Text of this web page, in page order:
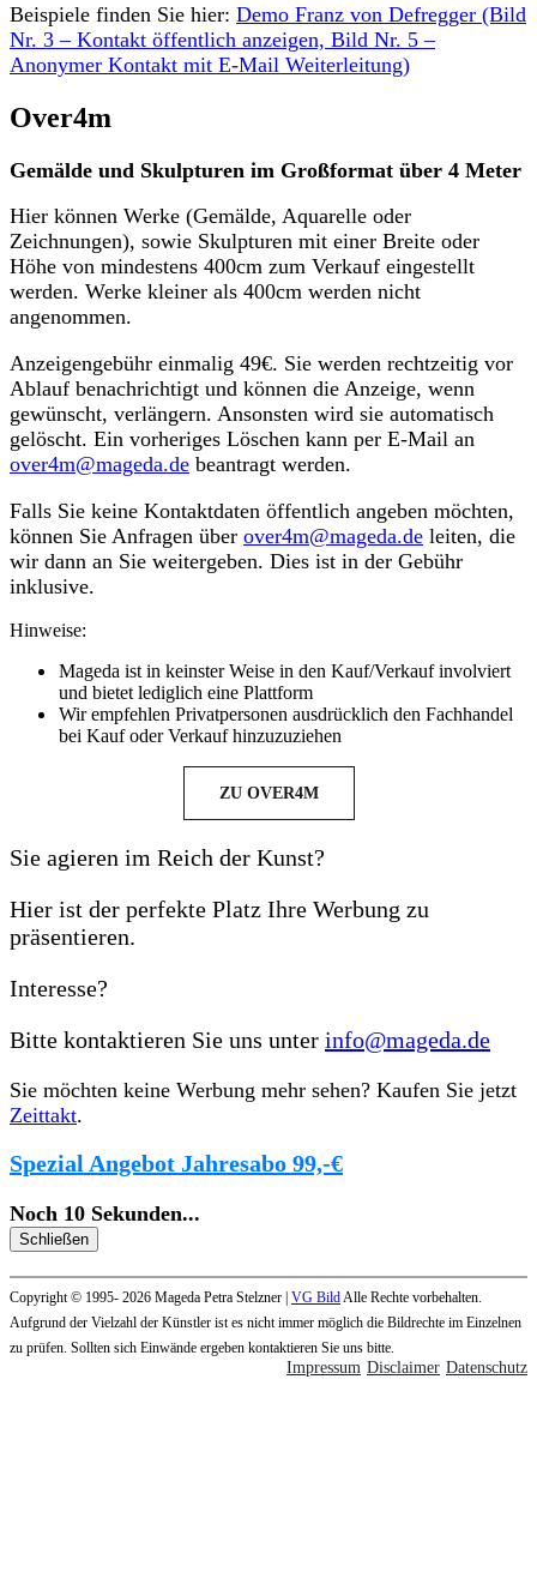
Beispiele finden Sie hier: Demo Franz von Defregger (Bild
Nr. 3 – Kontakt öffentlich anzeigen, Bild Nr. 5 –
Anonymer Kontakt mit E-Mail Weiterleitung)
Over4m
Gemälde und Skulpturen im Großformat über 4 Meter
Hier können Werke (Gemälde, Aquarelle oder
Zeichnungen), sowie Skulpturen mit einer Breite oder
Höhe von mindestens 400cm zum Verkauf eingestellt
werden. Werke kleiner als 400cm werden nicht
angenommen.
Anzeigengebühr einmalig 49€. Sie werden rechtzeitig vor
Ablauf benachrichtigt und können die Anzeige, wenn
gewünscht, verlängern. Ansonsten wird sie automatisch
gelöscht. Ein vorheriges Löschen kann per E-Mail an
over4m@mageda.de beantragt werden.
Falls Sie keine Kontaktdaten öffentlich angeben möchten,
können Sie Anfragen über over4m@mageda.de leiten, die
wir dann an Sie weitergeben. Dies ist in der Gebühr
inklusive.
Hinweise:
Mageda ist in keinster Weise in den Kauf/Verkauf involviert
und bietet lediglich eine Plattform
Wir empfehlen Privatpersonen ausdrücklich den Fachhandel
bei Kauf oder Verkauf hinzuzuziehen
ZU OVER4M
Sie agieren im Reich der Kunst?
Hier ist der perfekte Platz Ihre Werbung zu
präsentieren.
Interesse?
Bitte kontaktieren Sie uns unter info@mageda.de
Sie möchten keine Werbung mehr sehen? Kaufen Sie jetzt
Zeittakt.
Spezial Angebot Jahresabo 99,-€
Noch 10 Sekunden...
Schließen
Copyright © 1995- 2026 Mageda Petra Stelzner | VG Bild Alle Rechte vorbehalten.
Aufgrund der Vielzahl der Künstler ist es nicht immer möglich die Bildrechte im Einzelnen
zu prüfen. Sollten sich Einwände ergeben kontaktieren Sie uns bitte.
Datenschutz
Disclaimer
Impressum